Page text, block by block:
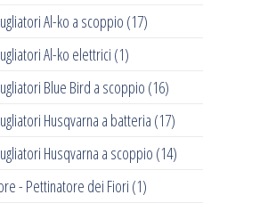
Al-ko a scoppio (17)
Al-ko elettrici (1)
Blue Bird a scoppio (16)
Husqvarna a batteria (17)
Husqvarna a scoppio (14)
- Pettinatore dei Fiori (1)